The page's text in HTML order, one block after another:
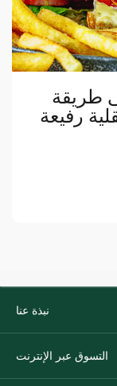
طريقة
رفيعة
نبذة عنا
التسوق عبر الإنترنت